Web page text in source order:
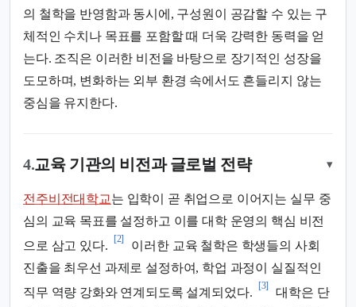
의 철학을 반영함과 동시에, 구성원이 공감할 수 있는 구
체적인 수치나 목표를 포함할 때 더욱 강력한 동력을 얻
는다. 조직은 이러한 비전을 바탕으로 장기적인 성장을
도모하며, 변화하는 외부 환경 속에서도 흔들리지 않는
중심을 유지한다.
4.교육 기관의 비전과 글로벌 전략 ▾
전주비전대학교는 입학이 곧 취업으로 이어지는 실무 중
심의 교육 목표를 설정하고 이를 대학 운영의 핵심 비전
으로 삼고 있다.
[2]
이러한 교육 철학은 학생들의 사회
진출을 최우선 과제로 설정하여, 학업 과정이 실질적인
직무 역량 강화와 연계되도록 설계되었다.
[3]
대학은 단